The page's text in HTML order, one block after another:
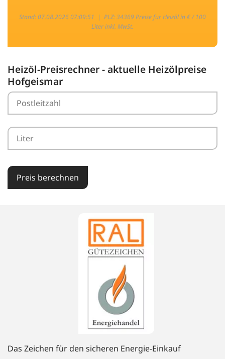
Stand: 07.08.2026 07:09:51 | PLZ: 34369 Preise für Heizöl in € / 100
Liter inkl. MwSt.
Heizöl-Preisrechner - aktuelle Heizölpreise
Hofgeismar
Preis berechnen
Das Zeichen für den sicheren Energie-Einkauf